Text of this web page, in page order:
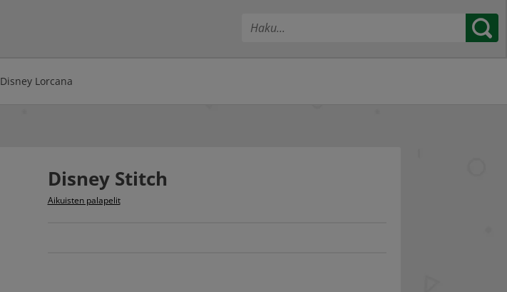
Disney Lorcana
Disney Stitch
Aikuisten palapelit